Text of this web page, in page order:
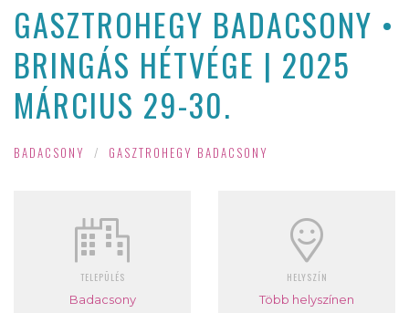
GASZTROHEGY BADACSONY •
BRINGÁS HÉTVÉGE | 2025
MÁRCIUS 29-30.
BADACSONY / GASZTROHEGY BADACSONY
TELEPÜLÉS
Badacsony
HELYSZÍN
Több helyszínen